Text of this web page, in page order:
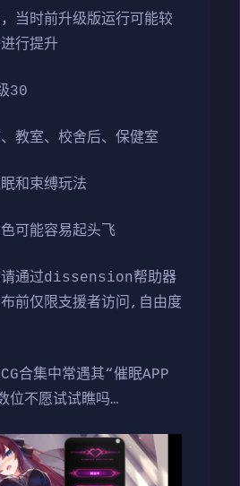
当时前升级版运行可能较
行提升
30
教室、校舍后、保健室
和束缚玩法
可能容易起头飞
请通过dissension帮助器
前仅限支援者访问,自由度
合集中常遇其“催眠APP
位不愿试试瞧吗…